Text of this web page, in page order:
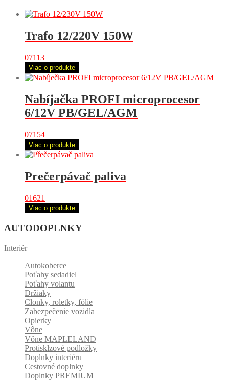
Trafo 12/220V 150W
07113
Viac o produkte
Nabíjačka PROFI microprocesor
6/12V PB/GEL/AGM
07154
Viac o produkte
Prečerpávač paliva
01621
Viac o produkte
AUTODOPLNKY
Interiér
Autokoberce
Poťahy sedadiel
Poťahy volantu
Držiaky
Clonky, roletky, fólie
Zabezpečenie vozidla
Opierky
Vône
Vône MAPLELAND
Protisklzové podložky
Doplnky interiéru
Cestovné doplnky
Doplnky PREMIUM